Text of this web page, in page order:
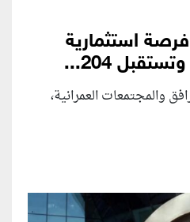
الإسكان تطرح 99 فرصة استثمارية
204...
والمجتمعات العمرانية،